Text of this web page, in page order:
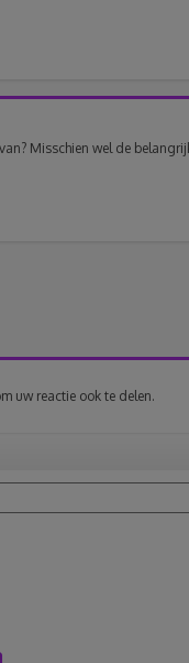
Misschien wel de
uw reactie ook te delen.